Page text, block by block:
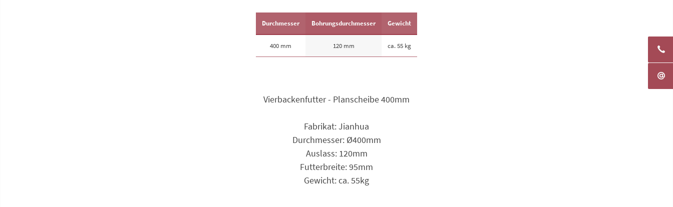
Durchmesser
400 mm
Bohrungsdurchmesser
120 mm
Gewicht
ca. 55 kg
Vierbackenfutter - Planscheibe 400mm
Fabrikat: Jianhua
Durchmesser: Ø400mm
Auslass: 120mm
Futter­breite: 95mm
Gewicht: ca. 55kg